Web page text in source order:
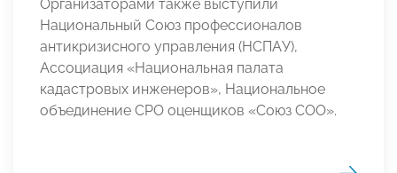
Организаторами также выступили
Национальный Союз профессионалов
антикризисного управления (НСПАУ),
Ассоциация «Национальная палата
кадастровых инженеров», Национальное
объединение СРО оценщиков «Союз СОО».